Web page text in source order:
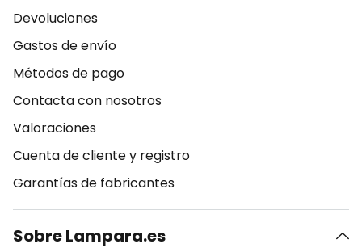
Devoluciones
Gastos de envío
Métodos de pago
Contacta con nosotros
Valoraciones
Cuenta de cliente y registro
Garantías de fabricantes
Sobre Lampara.es